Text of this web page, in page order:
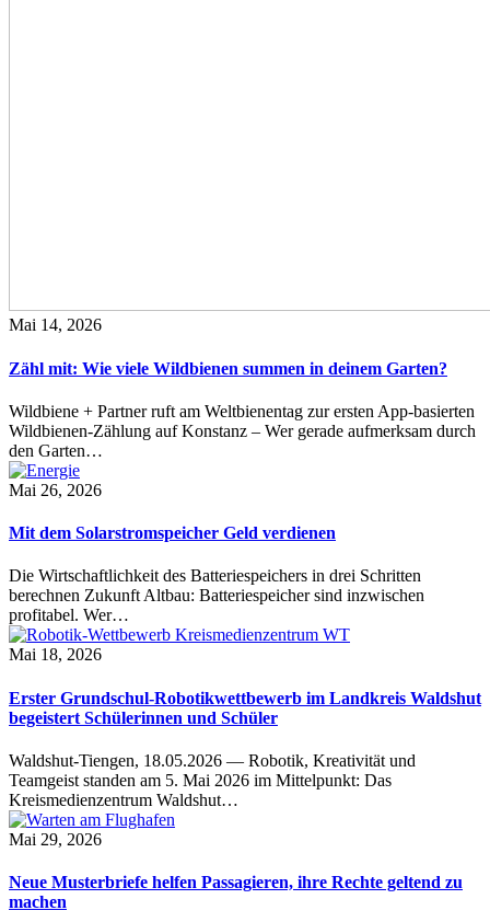
Mai 14, 2026
Zähl mit: Wie viele Wildbienen summen in deinem Garten?
Wildbiene + Partner ruft am Weltbienentag zur ersten App-basierten
Wildbienen-Zählung auf Konstanz – Wer gerade aufmerksam durch
den Garten…
Mai 26, 2026
Mit dem Solarstromspeicher Geld verdienen
Die Wirtschaftlichkeit des Batteriespeichers in drei Schritten
berechnen Zukunft Altbau: Batteriespeicher sind inzwischen
profitabel. Wer…
Mai 18, 2026
Erster Grundschul-Robotikwettbewerb im Landkreis Waldshut
begeistert Schülerinnen und Schüler
Waldshut-Tiengen, 18.05.2026 — Robotik, Kreativität und
Teamgeist standen am 5. Mai 2026 im Mittelpunkt: Das
Kreismedienzentrum Waldshut…
Mai 29, 2026
Neue Musterbriefe helfen Passagieren, ihre Rechte geltend zu
machen